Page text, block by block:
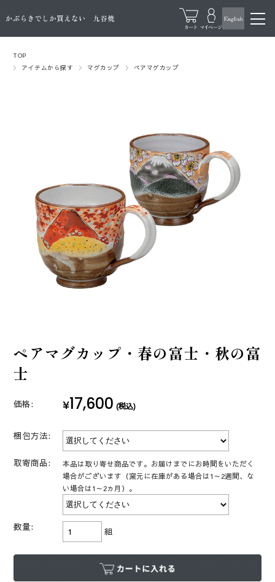
TOP
アイテムから探す
マグカップ ペアマグカップ
ペアマグカップ・春の富士・秋の富
士
価格: ¥17,600 (税込)
梱包方法:
取寄商品:
本品は取り寄せ商品です。お届けまでにお時間をいただく
場合がございます（窯元に在庫がある場合は1～2週間、な
い場合は1～2ヵ月）。
数量: 組